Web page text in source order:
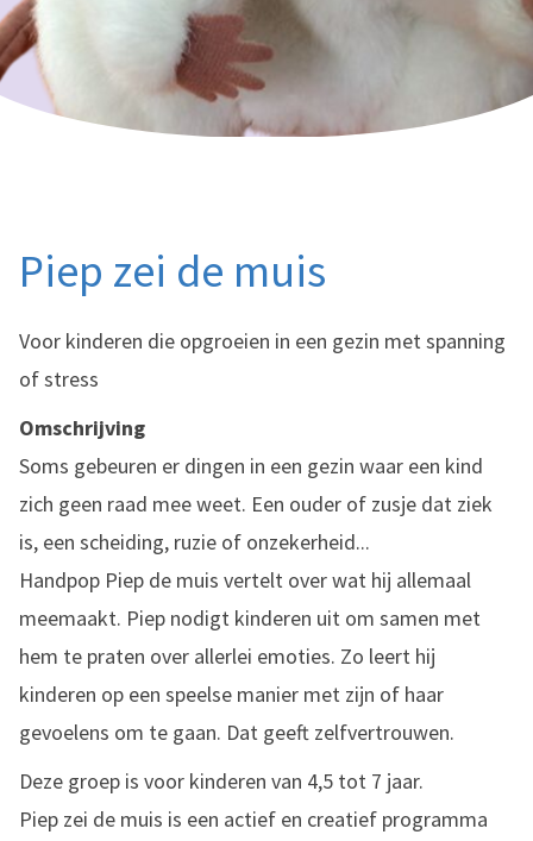
Piep zei de muis
Voor kinderen die opgroeien in een gezin met spanning
of stress
Omschrijving
Soms gebeuren er dingen in een gezin waar een kind
zich geen raad mee weet. Een ouder of zusje dat ziek
is, een scheiding, ruzie of onzekerheid...
Handpop Piep de muis vertelt over wat hij allemaal
meemaakt. Piep nodigt kinderen uit om samen met
hem te praten over allerlei emoties. Zo leert hij
kinderen op een speelse manier met zijn of haar
gevoelens om te gaan. Dat geeft zelfvertrouwen.
Deze groep is voor kinderen van 4,5 tot 7 jaar.
Piep zei de muis is een actief en creatief programma